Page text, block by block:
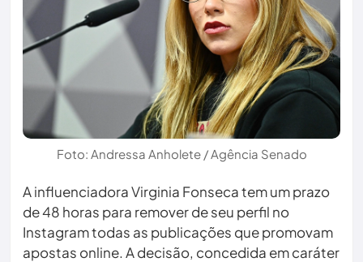
Foto: Andressa Anholete / Agência Senado
A influenciadora Virginia Fonseca tem um prazo
de 48 horas para remover de seu perfil no
Instagram todas as publicações que promovam
apostas online. A decisão, concedida em caráter